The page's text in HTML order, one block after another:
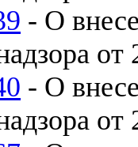
- О
- О